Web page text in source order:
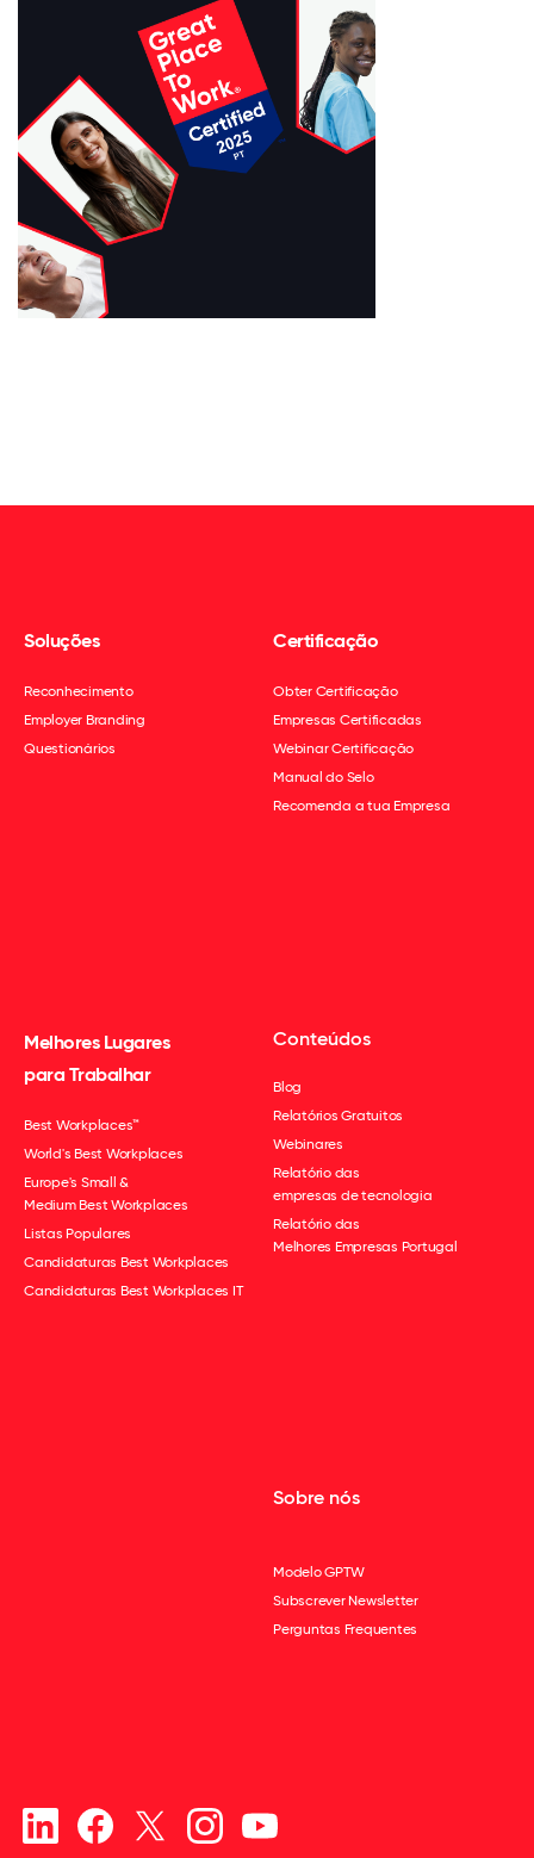
Soluções
Reconhecimento
Employer Branding
Questionários
Certificação
Obter Certificação
Empresas Certificadas
Webinar Certificação
Manual do Selo
Recomenda a tua Empresa
Melhores Lugares
para Trabalhar
Best Workplaces™
World's Best Workplaces
Europe's Small &
Medium Best Workplaces
Listas Populares
Candidaturas Best Workplaces
Candidaturas Best Workplaces IT
Conteúdos
Blog
Relatórios Gratuitos
Webinares
Relatório das
empresas de tecnologia
Relatório das
Melhores Empresas Portugal
Sobre nós
Modelo GPTW
Subscrever Newsletter
Perguntas Frequentes